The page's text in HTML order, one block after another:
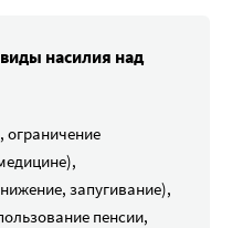
насилия над
запугивание),
пенсии,